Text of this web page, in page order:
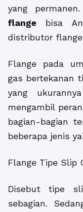
yang
flange bisa
distributor flange
Flange pada
gas bertekanan
yang
mengambil
bagian-bagian
beberapa jenis
Flange Tipe Slip
Disebut tipe
sebagian.